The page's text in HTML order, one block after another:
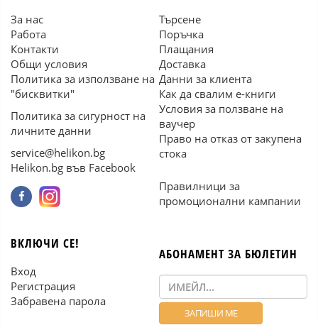
За нас
Работа
Контакти
Общи условия
Политика за използване на
"бисквитки"
Политика за сигурност на
личните данни
service@helikon.bg
Helikon.bg във Facebook
Търсене
Поръчка
Плащания
Доставка
Данни за клиента
Как да свалим е-книги
Условия за ползване на
ваучер
Право на отказ от закупена
стока
Правилници за
промоционални кампании
ВКЛЮЧИ СЕ!
Вход
Регистрация
Забравена парола
АБОНАМЕНТ ЗА БЮЛЕТИН